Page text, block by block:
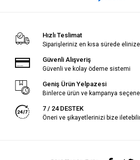
Hızlı Teslimat
Siparişleriniz en kısa sürede elinize
Güvenli Alışveriş
Güvenli ve kolay ödeme sistemi
Geniş Ürün Yelpazesi
Binlerce ürün ve kampanya
7 / 24 DESTEK
Öneri ve şikayetlerinizi bize